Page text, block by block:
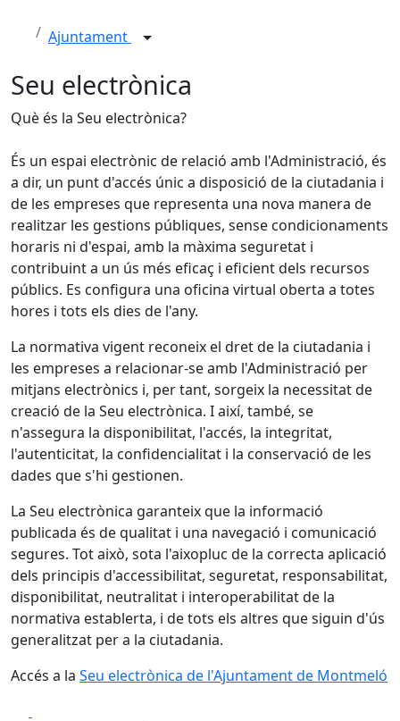
Ajuntament
Seu electrònica
Què és la Seu electrònica?
És un espai electrònic de relació amb l'Administració, és
a dir, un punt d'accés únic a disposició de la ciutadania i
de les empreses que representa una nova manera de
realitzar les gestions públiques, sense condicionaments
horaris ni d'espai, amb la màxima seguretat i
contribuint a un ús més eficaç i eficient dels recursos
públics. Es configura una oficina virtual oberta a totes
hores i tots els dies de l'any.
La normativa vigent reconeix el dret de la ciutadania i
les empreses a relacionar-se amb l'Administració per
mitjans electrònics i, per tant, sorgeix la necessitat de
creació de la Seu electrònica. I així, també, se
n'assegura la disponibilitat, l'accés, la integritat,
l'autenticitat, la confidencialitat i la conservació de les
dades que s'hi gestionen.
La Seu electrònica garanteix que la informació
publicada és de qualitat i una navegació i comunicació
segures. Tot això, sota l'aixopluc de la correcta aplicació
dels principis d'accessibilitat, seguretat, responsabilitat,
disponibilitat, neutralitat i interoperabilitat de la
normativa establerta, i de tots els altres que siguin d'ús
generalitzat per a la ciutadania.
Accés a la Seu electrònica de l'Ajuntament de Montmeló